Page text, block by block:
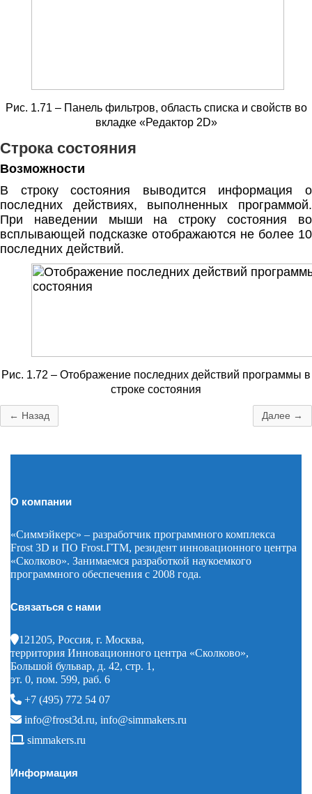
Рис. 1.71 – Панель фильтров, область списка и свойств во
вкладке «Редактор 2D»
Строка состояния
Возможности
В строку состояния выводится информация о
последних действиях, выполненных программой.
При наведении мыши на строку состояния во
всплывающей подсказке отображаются не более 10
последних действий.
Рис. 1.72 – Отображение последних действий программы в
строке состояния
← Назад Далее →
О компании
«Симмэйкерс» – разработчик программного комплекса
Frost 3D и ПО Frost.ГТМ, резидент инновационного центра
«Сколково». Занимаемся разработкой наукоемкого
программного обеспечения с 2008 года.
Связаться с нами
121205, Россия, г. Москва,
территория Инновационного центра «Сколково»,
Большой бульвар, д. 42, стр. 1,
эт. 0, пом. 599, раб. 6
+7 (495) 772 54 07
info@frost3d.ru, info@simmakers.ru
simmakers.ru
Информация